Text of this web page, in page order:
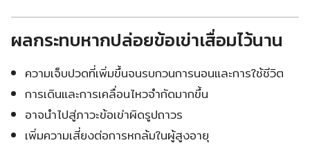
ผลกระทบหากปล่อยข้อเข่าเสื่อมไว้นาน
ความเจ็บปวดที่เพิ่มขึ้นจนรบกวนการนอนและการใช้ชีวิต
การเดินและการเคลื่อนไหวจำกัดมากขึ้น
อาจนำไปสู่ภาวะข้อเข่าผิดรูปถาวร
เพิ่มความเสี่ยงต่อการหกล้มในผู้สูงอายุ